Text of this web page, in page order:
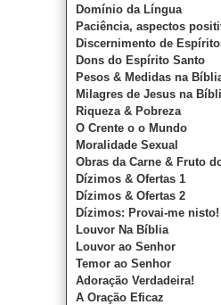
Domínio da Língua
Paciência, aspectos
Discernimento de
Dons do Espírito Santo
Pesos & Medidas na
Milagres de Jesus na
Riqueza & Pobreza
O Crente o o Mundo
Moralidade Sexual
Obras da Carne & Fruto
Dízimos & Ofertas 1
Dízimos & Ofertas 2
Dízimos: Provai-me nisto!
Louvor Na Bíblia
Louvor ao Senhor
Temor ao Senhor
Adoração Verdadeira!
A Oração Eficaz